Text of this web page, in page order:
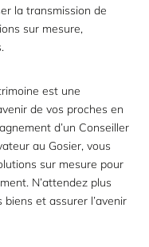
la transmission de
sur mesure,
est une
de vos proches en
d’un Conseiller
au Gosier, vous
sur mesure pour
N’attendez plus
et assurer l’avenir